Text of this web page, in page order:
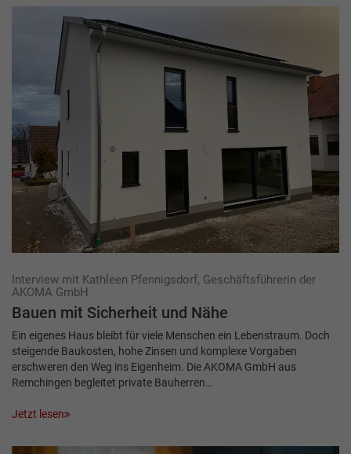
Interview mit Kathleen Pfennigsdorf, Geschäftsführerin der
AKOMA GmbH
Bauen mit Sicherheit und Nähe
Ein eigenes Haus bleibt für viele Menschen ein Lebenstraum. Doch
steigende Baukosten, hohe Zinsen und komplexe Vorgaben
erschweren den Weg ins Eigenheim. Die AKOMA GmbH aus
Remchingen begleitet private Bauherren…
Jetzt lesen